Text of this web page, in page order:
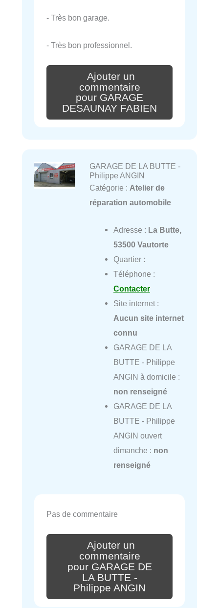
- Très bon garage.
- Très bon professionnel.
Ajouter un
commentaire
pour GARAGE
DESAUNAY FABIEN
GARAGE DE LA BUTTE -
Philippe ANGIN
Catégorie : Atelier de
réparation automobile
Adresse : La Butte,
53500 Vautorte
Quartier :
Téléphone :
Contacter
Site internet :
Aucun site internet
connu
GARAGE DE LA
BUTTE - Philippe
ANGIN à domicile :
non renseigné
GARAGE DE LA
BUTTE - Philippe
ANGIN ouvert
dimanche : non
renseigné
Pas de commentaire
Ajouter un
commentaire
pour GARAGE DE
LA BUTTE -
Philippe ANGIN